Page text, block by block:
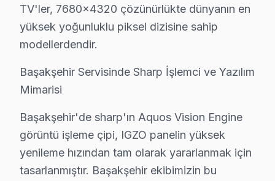
Başakşehir'da bu marka televizyonunuzun tamirini
Başakşehir'dan Komşu İlçelere Sharp Servis
Servis ağı detayları:
• Başakşehir'de yoğun saatlerde bile aynı gün
• Başakşehir'de kurumsal ve bireysel müşterilere
Başakşehir'da Sharp desteği bir telefon kadar yakın.
TV'ler, 7680×4320 çözünürlükte dünyanın en
yüksek yoğunluklu piksel dizisine sahip
modellerdendir.
Başakşehir Servisinde Sharp İşlemci ve Yazılım
Mimarisi
Başakşehir'de sharp'ın Aquos Vision Engine
görüntü işleme çipi, IGZO panelin yüksek
yenileme hızından tam olarak yararlanmak için
tasarlanmıştır. Başakşehir ekibimizin bu